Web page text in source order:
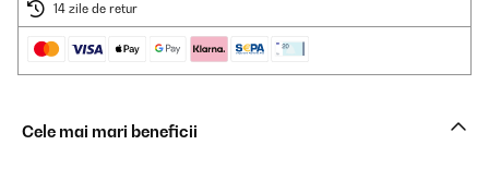
14 zile de retur
Cele mai mari beneficii